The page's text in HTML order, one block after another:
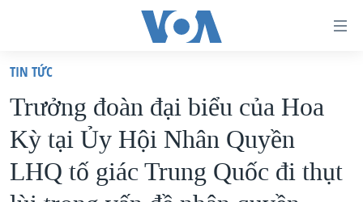
truy
cập
Tới
nội
dung
VIỆT NAM
HOA KỲ
BIỂN ĐÔNG
TIN TỨC
Trưởng đoàn đại biểu của Hoa
Kỳ tại Ủy Hội Nhân Quyền
LHQ tố giác Trung Quốc đi thụt